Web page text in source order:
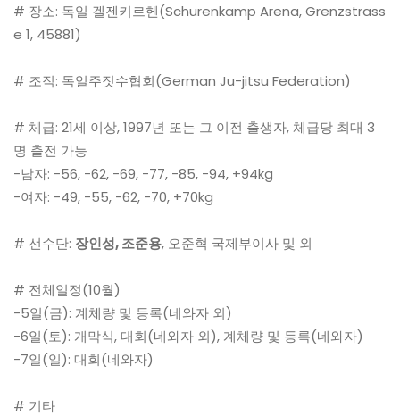
# 장소: 독일 겔젠키르헨(Schurenkamp Arena, Grenzstrass
e 1, 45881)
# 조직: 독일주짓수협회(German Ju-jitsu Federation)
# 체급: 21세 이상, 1997년 또는 그 이전 출생자, 체급당 최대 3
명 출전 가능
-남자: -56, -62, -69, -77, -85, -94, +94kg
-여자: -49, -55, -62, -70, +70kg
# 선수단: 장인성, 조준용, 오준혁 국제부이사 및 외
# 전체일정(10월)
-5일(금): 계체량 및 등록(네와자 외)
-6일(토): 개막식, 대회(네와자 외), 계체량 및 등록(네와자)
-7일(일): 대회(네와자)
# 기타